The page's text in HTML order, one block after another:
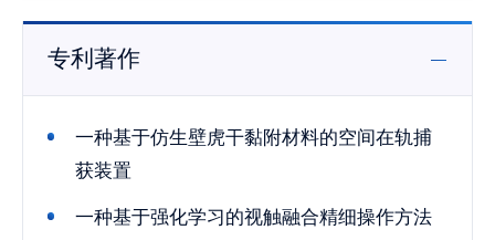
专利著作
一种基于仿生壁虎干黏附材料的空间在轨捕
获装置
一种基于强化学习的视触融合精细操作方法